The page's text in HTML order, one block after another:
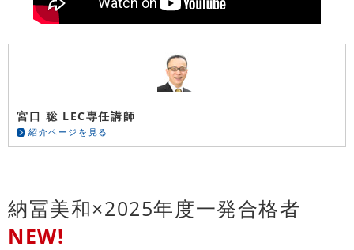
宮口 聡 LEC専任講師
紹介ページを見る
納冨美和×2025年度一発合格者
NEW!